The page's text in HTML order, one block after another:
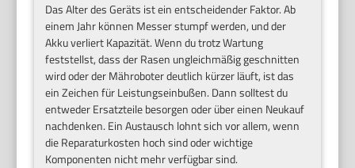
Das Alter des Geräts ist ein entscheidender Faktor. Ab
einem Jahr können Messer stumpf werden, und der
Akku verliert Kapazität. Wenn du trotz Wartung
feststellst, dass der Rasen ungleichmäßig geschnitten
wird oder der Mähroboter deutlich kürzer läuft, ist das
ein Zeichen für Leistungseinbußen. Dann solltest du
entweder Ersatzteile besorgen oder über einen Neukauf
nachdenken. Ein Austausch lohnt sich vor allem, wenn
die Reparaturkosten hoch sind oder wichtige
Komponenten nicht mehr verfügbar sind.